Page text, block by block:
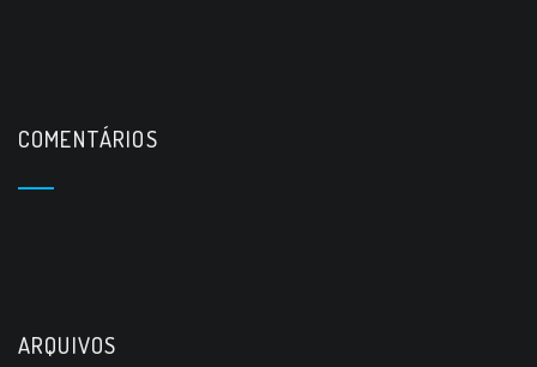
COMENTÁRIOS
ARQUIVOS